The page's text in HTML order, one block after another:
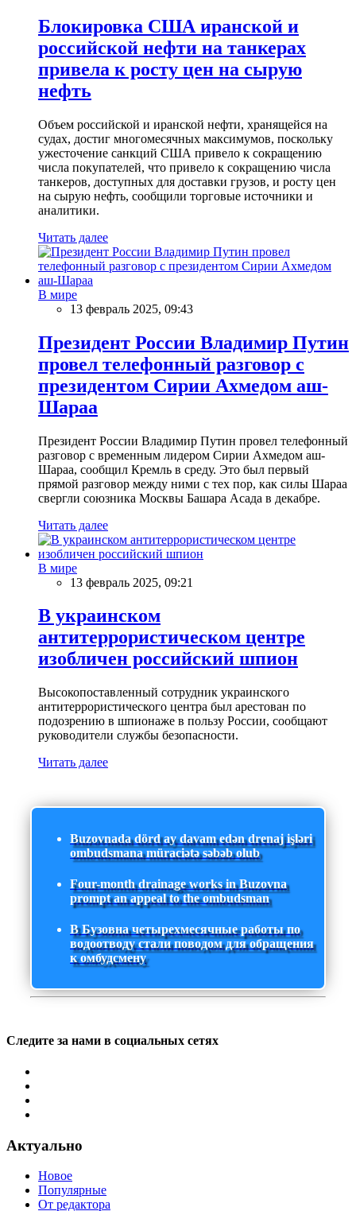
Блокировка США иранской и
российской нефти на танкерах
привела к росту цен на сырую
нефть
Объем российской и иранской нефти, хранящейся на
судах, достиг многомесячных максимумов, поскольку
ужесточение санкций США привело к сокращению
числа покупателей, что привело к сокращению числа
танкеров, доступных для доставки грузов, и росту цен
на сырую нефть, сообщили торговые источники и
аналитики.
Читать далее
В мире
13 февраль 2025, 09:43
Президент России Владимир Путин
провел телефонный разговор с
президентом Сирии Ахмедом аш-
Шараа
Президент России Владимир Путин провел телефонный
разговор с временным лидером Сирии Ахмедом аш-
Шараа, сообщил Кремль в среду. Это был первый
прямой разговор между ними с тех пор, как силы Шараа
свергли союзника Москвы Башара Асада в декабре.
Читать далее
В мире
13 февраль 2025, 09:21
В украинском
антитеррористическом центре
изобличен российский шпион
Высокопоставленный сотрудник украинского
антитеррористического центра был арестован по
подозрению в шпионаже в пользу России, сообщают
руководители службы безопасности.
Читать далее
Buzovnada dörd ay davam edən drenaj işləri
ombudsmana müraciətə səbəb olub
Four-month drainage works in Buzovna
prompt an appeal to the ombudsman
В Бузовна четырехмесячные работы по
водоотводу стали поводом для обращения
к омбудсмену
Следите за нами в социальных сетях
Актуально
Новое
Популярные
От редактора